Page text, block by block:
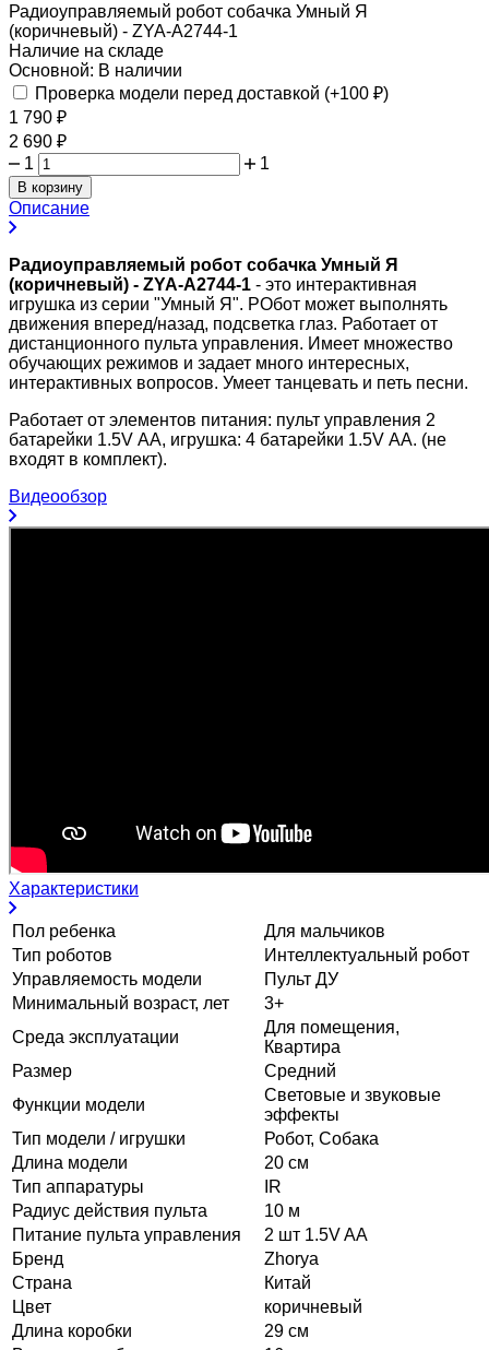
Радиоуправляемый робот собачка Умный Я
(коричневый) - ZYA-A2744-1
Наличие на складе
Основной: В наличии
Проверка модели перед доставкой (+100 ₽)
1 790 ₽
2 690 ₽
1
1
В корзину
Описание
Радиоуправляемый робот собачка Умный Я
(коричневый) - ZYA-A2744-1 - это интерактивная
игрушка из серии "Умный Я". РОбот может выполнять
движения вперед/назад, подсветка глаз. Работает от
дистанционного пульта управления. Имеет множество
обучающих режимов и задает много интересных,
интерактивных вопросов. Умеет танцевать и петь песни.
Работает от элементов питания: пульт управления 2
батарейки 1.5V АА, игрушка: 4 батарейки 1.5V АА. (не
входят в комплект).
Видеообзор
Характеристики
Пол ребенка
Для мальчиков
Тип роботов
Интеллектуальный робот
Управляемость модели
Пульт ДУ
Минимальный возраст, лет
3+
Среда эксплуатации
Для помещения,
Квартира
Размер
Средний
Функции модели
Световые и звуковые
эффекты
Тип модели / игрушки
Робот, Собака
Длина модели
20 см
Тип аппаратуры
IR
Радиус действия пульта
10 м
Питание пульта управления
2 шт 1.5V AA
Бренд
Zhorya
Страна
Китай
Цвет
коричневый
Длина коробки
29 см